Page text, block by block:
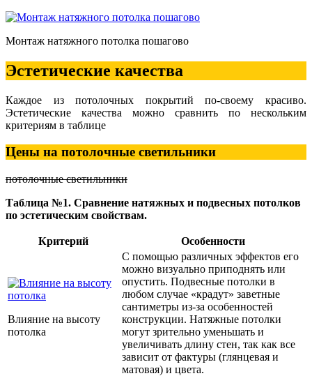
Монтаж натяжного потолка пошагово
Эстетические качества
Каждое из потолочных покрытий по-своему красиво.
Эстетические качества можно сравнить по нескольким
критериям в таблице
Цены на потолочные светильники
потолочные светильники
Таблица №1. Сравнение натяжных и подвесных потолков
по эстетическим свойствам.
Критерий Особенности
Влияние на высоту
потолка
С помощью различных эффектов его
можно визуально приподнять или
опустить. Подвесные потолки в
любом случае «крадут» заветные
сантиметры из-за особенностей
конструкции. Натяжные потолки
могут зрительно уменьшать и
увеличивать длину стен, так как все
зависит от фактуры (глянцевая и
матовая) и цвета.